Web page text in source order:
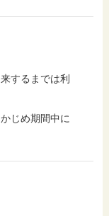
するまでは利
じめ期間中に